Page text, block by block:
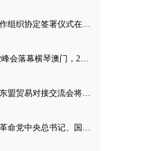
成立世界人工智能合作组织协定签署仪式在上海举行
2026 霍瑞斯亚洲商业峰会落幕横琴澳门，200 余全球工商领袖共探亚洲全球发展新定位
2026中国（广东）—东盟贸易对接交流会将于今日启幕 多维升级粤东盟经贸合作体系
习近平会见老挝人民革命党中央总书记、国家主席特使沙伦赛